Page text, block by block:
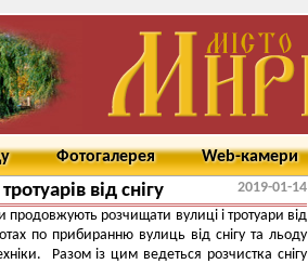
Фотогалерея Web-камери
від снігу 2019-01-14
продовжують розчищати вулиці і тротуари від
по прибиранню вулиць від снігу та льоду
Разом із цим ведеться розчистка снігу